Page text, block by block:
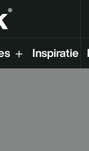
Inspiratie